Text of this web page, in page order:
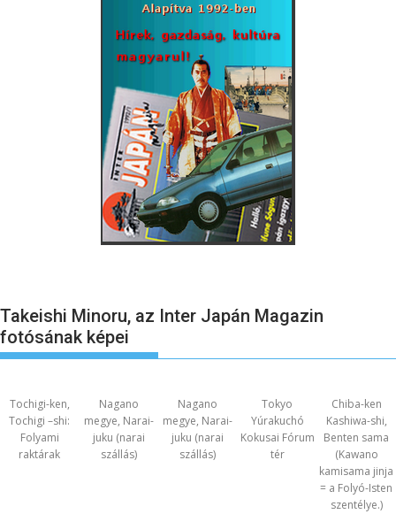
Takeishi Minoru, az Inter Japán Magazin
fotósának képei
Tochigi-ken,
Tochigi –shi:
Folyami
raktárak
Nagano
megye, Narai-
juku (narai
szállás)
Nagano
megye, Narai-
juku (narai
szállás)
Tokyo
Yúrakuchó
Kokusai Fórum
tér
Chiba-ken
Kashiwa-shi,
Benten sama
(Kawano
kamisama jinja
= a Folyó-Isten
szentélye.)